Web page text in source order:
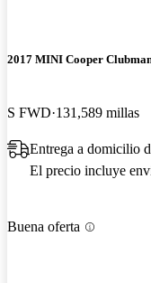
2017 MINI Cooper
S FWD 131,589 millas
Entrega a domicilio
El precio incluye
Buena oferta